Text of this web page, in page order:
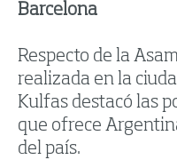
Barcelona
Respecto de la
realizada en la
Kulfas destacó las
que ofrece
del país.